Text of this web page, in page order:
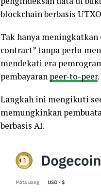
blockchain berbasis
Tak hanya
contract” tanpa perlu
mendekati era
pembayaran peer-to-peer.
Langkah ini mengikuti
memungkinkan
berbasis AI.